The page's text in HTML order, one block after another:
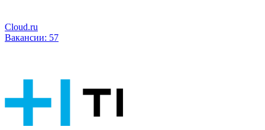
Cloud.ru
Вакансии: 57